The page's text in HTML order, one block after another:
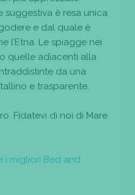
suggestiva è resa unica
e dal quale è
l’Etna. Le spiagge nei
quelle adiacenti alla
da una
e trasparente.
Fidatevi di noi di Mare
i migliori Bed and